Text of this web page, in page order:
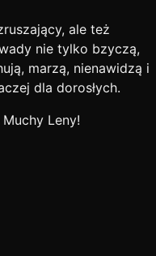
ale też
nie tylko bzyczą,
marzą, nienawidzą i
dla dorosłych.
Leny!